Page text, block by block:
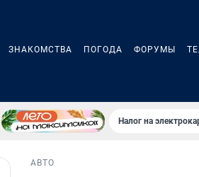
ЗНАКОМСТВА ПОГОДА ФОРУМЫ
Налог на
АВТО